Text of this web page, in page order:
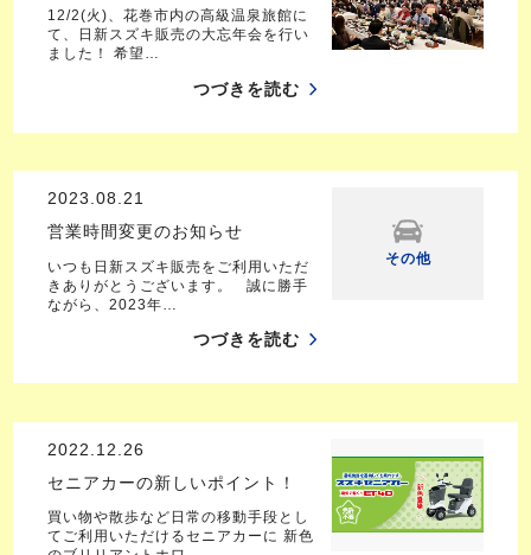
12/2(火)、花巻市内の高級温泉旅館に
て、日新スズキ販売の大忘年会を行い
ました！ 希望…
つづきを読む
2023.08.21
営業時間変更のお知らせ
いつも日新スズキ販売をご利用いただ
きありがとうございます。 誠に勝手
ながら、2023年…
つづきを読む
その他
2022.12.26
セニアカーの新しいポイント！
買い物や散歩など日常の移動手段とし
てご利用いただけるセニアカーに 新色